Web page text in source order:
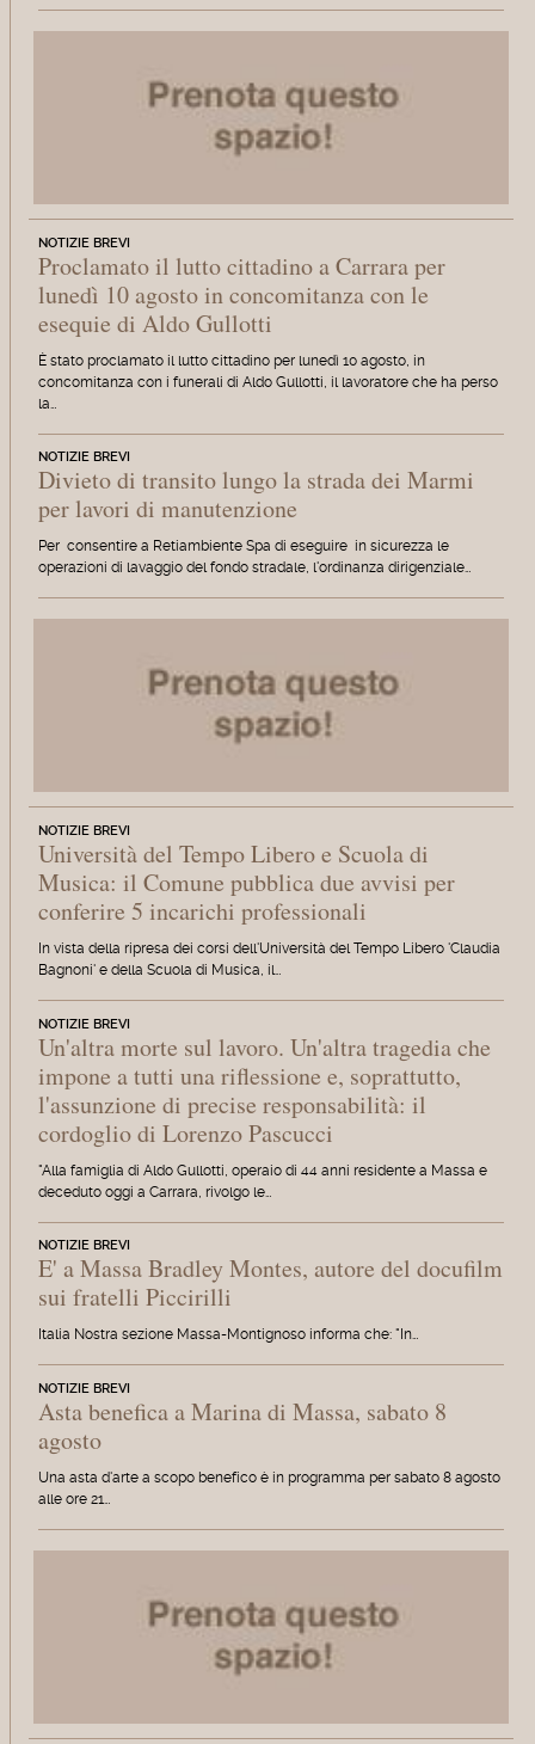
NOTIZIE BREVI
Proclamato il lutto cittadino a Carrara per
lunedì 10 agosto in concomitanza con le
esequie di Aldo Gullotti
È stato proclamato il lutto cittadino per lunedì 10 agosto, in
concomitanza con i funerali di Aldo Gullotti, il lavoratore che ha perso
la…
NOTIZIE BREVI
Divieto di transito lungo la strada dei Marmi
per lavori di manutenzione
Per consentire a Retiambiente Spa di eseguire in sicurezza le
operazioni di lavaggio del fondo stradale, l'ordinanza dirigenziale…
NOTIZIE BREVI
Università del Tempo Libero e Scuola di
Musica: il Comune pubblica due avvisi per
conferire 5 incarichi professionali
In vista della ripresa dei corsi dell'Università del Tempo Libero 'Claudia
Bagnoni' e della Scuola di Musica, il…
NOTIZIE BREVI
Un'altra morte sul lavoro. Un'altra tragedia che
impone a tutti una riflessione e, soprattutto,
l'assunzione di precise responsabilità: il
cordoglio di Lorenzo Pascucci
"Alla famiglia di Aldo Gullotti, operaio di 44 anni residente a Massa e
deceduto oggi a Carrara, rivolgo le…
NOTIZIE BREVI
E' a Massa Bradley Montes, autore del docufilm
sui fratelli Piccirilli
Italia Nostra sezione Massa-Montignoso informa che: "In…
NOTIZIE BREVI
Asta benefica a Marina di Massa, sabato 8
agosto
Una asta d'arte a scopo benefico è in programma per sabato 8 agosto
alle ore 21…